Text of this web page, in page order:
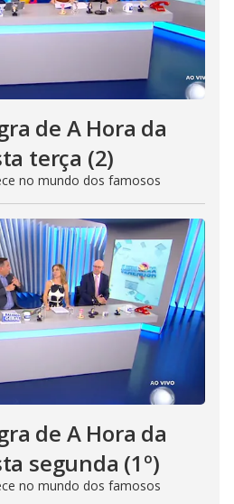
de A Hora da
terça (2)
no mundo dos famosos
de A Hora da
segunda (1º)
no mundo dos famosos